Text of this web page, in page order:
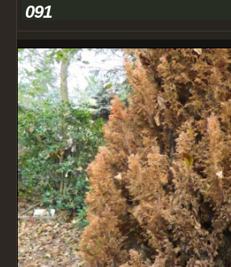
091